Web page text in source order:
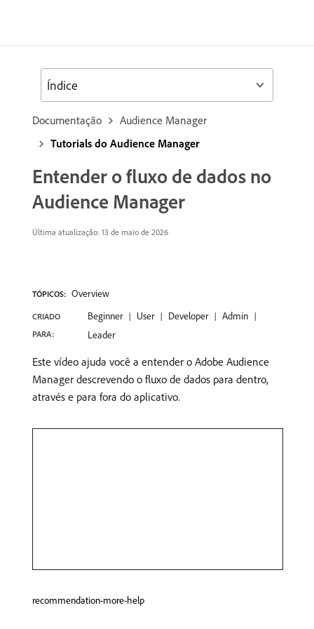
Documentação
Audience Manager
Tutorials do Audience Manager
Entender o fluxo de dados no
Audience Manager
Última atualização: 13 de maio de 2026
TÓPICOS: Overview
CRIADO
PARA:
Beginner User Developer
Admin
Leader
Este vídeo ajuda você a entender o Adobe Audience
Manager descrevendo o fluxo de dados para dentro,
através e para fora do aplicativo.
recommendation-more-help
Índice